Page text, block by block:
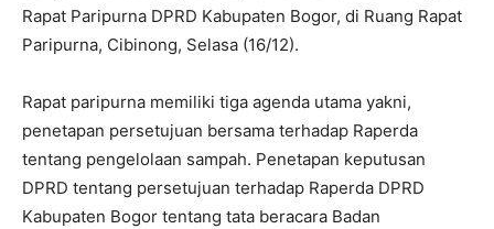
Rapat Paripurna DPRD Kabupaten Bogor, di Ruang Rapat
Paripurna, Cibinong, Selasa (16/12).
Rapat paripurna memiliki tiga agenda utama yakni,
penetapan persetujuan bersama terhadap Raperda
tentang pengelolaan sampah. Penetapan keputusan
DPRD tentang persetujuan terhadap Raperda DPRD
Kabupaten Bogor tentang tata beracara Badan